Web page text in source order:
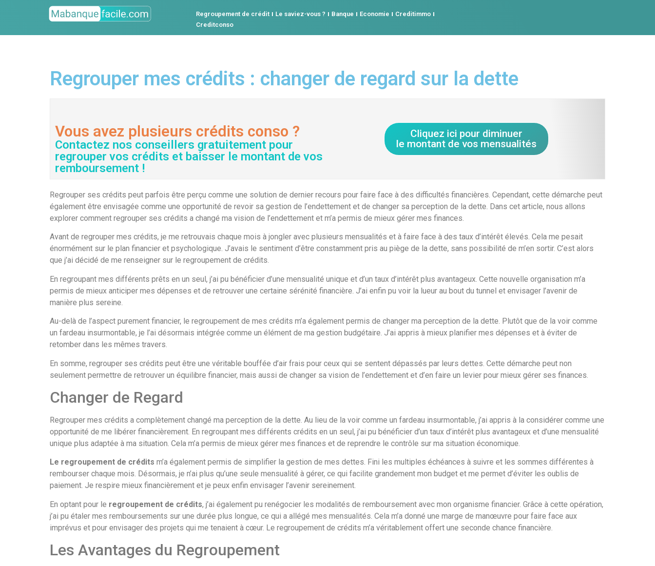
Regroupement de crédit Le saviez-vous ? Banque Economie
Creditimmo
Creditconso
Regrouper mes crédits : changer de regard sur la dette
Vous avez plusieurs crédits conso ?
Contactez nos conseillers gratuitement pour
regrouper vos crédits et baisser le montant de vos
remboursement !
Cliquez ici pour diminuer
le montant de vos mensualités
Regrouper ses crédits peut parfois être perçu comme une solution de dernier recours pour faire face à des difficultés financières. Cependant, cette démarche peut
également être envisagée comme une opportunité de revoir sa gestion de l’endettement et de changer sa perception de la dette. Dans cet article, nous allons
explorer comment regrouper ses crédits a changé ma vision de l’endettement et m’a permis de mieux gérer mes finances.
Avant de regrouper mes crédits, je me retrouvais chaque mois à jongler avec plusieurs mensualités et à faire face à des taux d’intérêt élevés. Cela me pesait
énormément sur le plan financier et psychologique. J’avais le sentiment d’être constamment pris au piège de la dette, sans possibilité de m’en sortir. C’est alors
que j’ai décidé de me renseigner sur le regroupement de crédits.
En regroupant mes différents prêts en un seul, j’ai pu bénéficier d’une mensualité unique et d’un taux d’intérêt plus avantageux. Cette nouvelle organisation m’a
permis de mieux anticiper mes dépenses et de retrouver une certaine sérénité financière. J’ai enfin pu voir la lueur au bout du tunnel et envisager l’avenir de
manière plus sereine.
Au-delà de l’aspect purement financier, le regroupement de mes crédits m’a également permis de changer ma perception de la dette. Plutôt que de la voir comme
un fardeau insurmontable, je l’ai désormais intégrée comme un élément de ma gestion budgétaire. J’ai appris à mieux planifier mes dépenses et à éviter de
retomber dans les mêmes travers.
En somme, regrouper ses crédits peut être une véritable bouffée d’air frais pour ceux qui se sentent dépassés par leurs dettes. Cette démarche peut non
seulement permettre de retrouver un équilibre financier, mais aussi de changer sa vision de l’endettement et d’en faire un levier pour mieux gérer ses finances.
Changer de Regard
Regrouper mes crédits a complètement changé ma perception de la dette. Au lieu de la voir comme un fardeau insurmontable, j’ai appris à la considérer comme une
opportunité de me libérer financièrement. En regroupant mes différents crédits en un seul, j’ai pu bénéficier d’un taux d’intérêt plus avantageux et d’une mensualité
unique plus adaptée à ma situation. Cela m’a permis de mieux gérer mes finances et de reprendre le contrôle sur ma situation économique.
Le regroupement de crédits m’a également permis de simplifier la gestion de mes dettes. Fini les multiples échéances à suivre et les sommes différentes à
rembourser chaque mois. Désormais, je n’ai plus qu’une seule mensualité à gérer, ce qui facilite grandement mon budget et me permet d’éviter les oublis de
paiement. Je respire mieux financièrement et je peux enfin envisager l’avenir sereinement.
En optant pour le regroupement de crédits, j’ai également pu renégocier les modalités de remboursement avec mon organisme financier. Grâce à cette opération,
j’ai pu étaler mes remboursements sur une durée plus longue, ce qui a allégé mes mensualités. Cela m’a donné une marge de manœuvre pour faire face aux
imprévus et pour envisager des projets qui me tenaient à cœur. Le regroupement de crédits m’a véritablement offert une seconde chance financière.
Les Avantages du Regroupement